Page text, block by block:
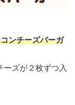
ンチーズバーガ
ーズが２枚ずつ入